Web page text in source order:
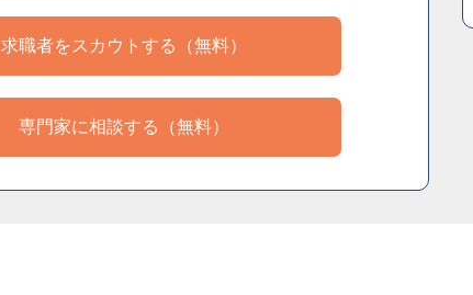
求職者をスカウトする（無料）
専門家に相談する（無料）